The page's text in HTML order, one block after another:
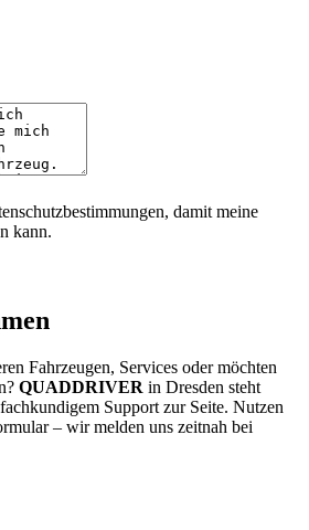
damit meine
kann.
Fahrzeugen, Services oder möchten
QUADDRIVER in Dresden steht
Support zur Seite. Nutzen
– wir melden uns zeitnah bei